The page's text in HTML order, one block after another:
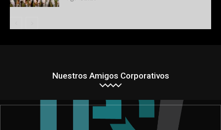
Nuestros Amigos Corporativos